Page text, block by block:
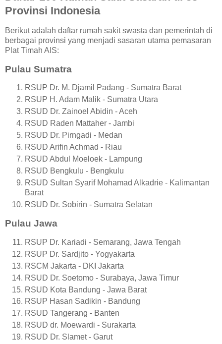
Provinsi Indonesia
Berikut adalah daftar rumah sakit swasta dan pemerintah di
berbagai provinsi yang menjadi sasaran utama pemasaran
Plat Timah AIS:
Pulau Sumatra
RSUP Dr. M. Djamil Padang - Sumatra Barat
RSUP H. Adam Malik - Sumatra Utara
RSUD Dr. Zainoel Abidin - Aceh
RSUD Raden Mattaher - Jambi
RSUD Dr. Pirngadi - Medan
RSUD Arifin Achmad - Riau
RSUD Abdul Moeloek - Lampung
RSUD Bengkulu - Bengkulu
RSUD Sultan Syarif Mohamad Alkadrie - Kalimantan
Barat
RSUD Dr. Sobirin - Sumatra Selatan
Pulau Jawa
RSUP Dr. Kariadi - Semarang, Jawa Tengah
RSUP Dr. Sardjito - Yogyakarta
RSCM Jakarta - DKI Jakarta
RSUD Dr. Soetomo - Surabaya, Jawa Timur
RSUD Kota Bandung - Jawa Barat
RSUP Hasan Sadikin - Bandung
RSUD Tangerang - Banten
RSUD dr. Moewardi - Surakarta
RSUD Dr. Slamet - Garut